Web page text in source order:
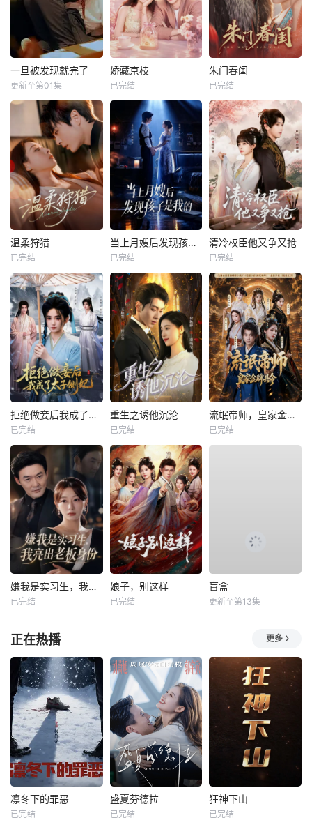
一旦被发现就完了
更新至第01集
娇藏京枝
已完结
朱门春闺
已完结
温柔狩猎
已完结
当上月嫂后发现孩子是我的
已完结
清冷权臣他又争又抢
已完结
拒绝做妾后我成了太子侧妃
已完结
重生之诱他沉沦
已完结
流氓帝师，皇家金牌县令
已完结
嫌我是实习生，我亮出老板身份
已完结
娘子，别这样
已完结
盲盒
更新至第13集
正在热播 更多
凛冬下的罪恶
已完结
盛夏芬德拉
已完结
狂神下山
已完结